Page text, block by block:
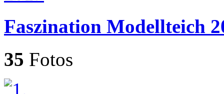
Faszination Modellteich
35 Fotos